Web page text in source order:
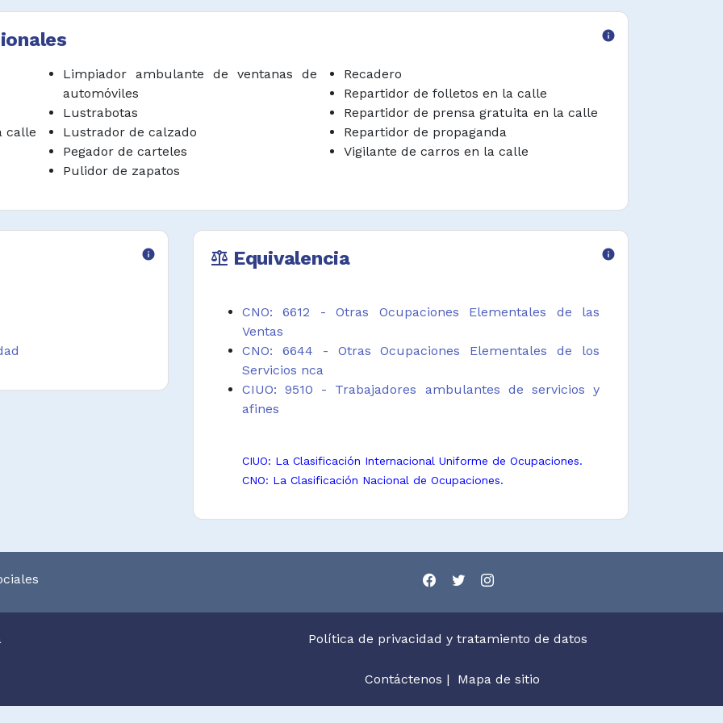
farolas y espejos
en semáforos,
en la calle
celulares, entre
la orientación a
hoteles,
a vehículos,
calles y barrios
de entregas
info
calle
Limpiador ambulante de ventanas de
automóviles
Lustrabotas
Lustrador de calzado
Pegador de carteles
Pulidor de zapatos
Recadero
Repartidor de folletos en la calle
Repartidor de prensa gratuita en la calle
Repartidor de propaganda
Vigilante de carros en la calle
info balance Equivalencia info
CNO: 6612 - Otras Ocupaciones Elementales de las
Ventas
CNO: 6644 - Otras Ocupaciones Elementales de los
Servicios nca
CIUO: 9510 - Trabajadores ambulantes de servicios y
afines
CIUO: La Clasificación Internacional Uniforme de Ocupaciones.
CNO: La Clasificación Nacional de Ocupaciones.
Política de privacidad y tratamiento de datos
Contáctenos | Mapa de sitio